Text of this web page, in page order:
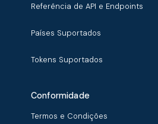
Referência de API e Endpoints
Países Suportados
Tokens Suportados
Conformidade
Termos e Condições